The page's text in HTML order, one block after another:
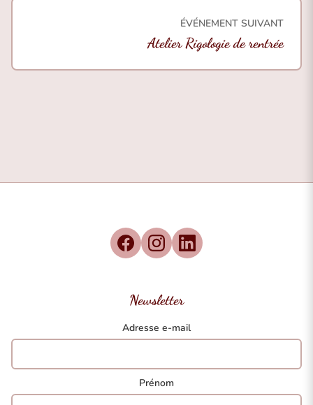
ÉVÉNEMENT SUIVANT
Atelier Rigologie de rentrée
Newsletter
Adresse e-mail
Prénom